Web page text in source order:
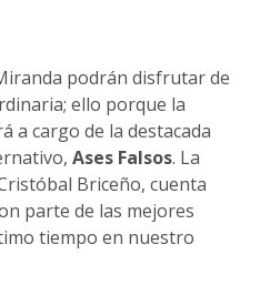
podrán disfrutar de
ello porque la
a cargo de la destacada
Ases Falsos. La
Briceño, cuenta
parte de las mejores
tiempo en nuestro